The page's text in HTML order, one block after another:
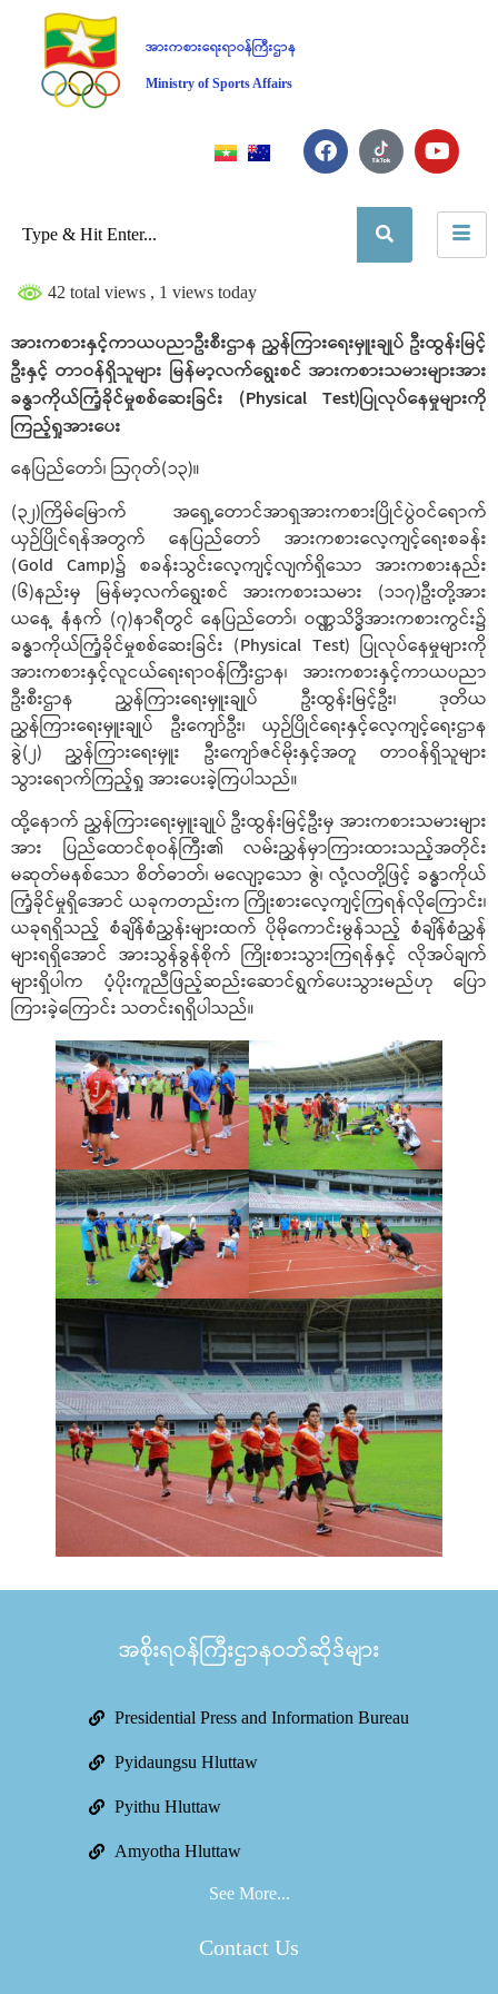
အားကစားရေးရာဝန်ကြီးဌာန
Ministry of Sports Affairs
42 total views , 1 views today
အားကစားနှင့်ကာယပညာဦးစီးဌာန ညွှန်ကြားရေးမှူးချုပ် ဦးထွန်းမြင့်
ဦးနှင့် တာဝန်ရှိသူများ မြန်မာ့လက်ရွေးစင် အားကစားသမားများအား
ခန္ဓာကိုယ်ကြံ့ခိုင်မှုစစ်ဆေးခြင်း (Physical Test)ပြုလုပ်နေမှုများကို
ကြည့်ရှုအားပေး
နေပြည်တော်၊ ဩဂုတ်(၁၃)။
(၃၂)ကြိမ်မြောက် အရှေ့တောင်အာရှအားကစားပြိုင်ပွဲဝင်ရောက်
ယှဉ်ပြိုင်ရန်အတွက် နေပြည်တော် အားကစားလေ့ကျင့်ရေးစခန်း
(Gold Camp)၌ စခန်းသွင်းလေ့ကျင့်လျက်ရှိသော အားကစားနည်း
(၆)နည်းမှ မြန်မာ့လက်ရွေးစင် အားကစားသမား (၁၁၇)ဦးတို့အား
ယနေ့ နံနက် (၇)နာရီတွင် နေပြည်တော်၊ ဝဏ္ဏသိဒ္ဓိအားကစားကွင်း၌
ခန္ဓာကိုယ်ကြံ့ခိုင်မှုစစ်ဆေးခြင်း (Physical Test) ပြုလုပ်နေမှုများကို
အားကစားနှင့်လူငယ်ရေးရာဝန်ကြီးဌာန၊ အားကစားနှင့်ကာယပညာ
ဦးစီးဌာန ညွှန်ကြားရေးမှူးချုပ် ဦးထွန်းမြင့်ဦး၊ ဒုတိယ
ညွှန်ကြားရေးမှူးချုပ် ဦးကျော်ဦး၊ ယှဉ်ပြိုင်ရေးနှင့်လေ့ကျင့်ရေးဌာန
ခွဲ(၂) ညွှန်ကြားရေးမှူး ဦးကျော်ဇင်မိုးနှင့်အတူ တာဝန်ရှိသူများ
သွားရောက်ကြည့်ရှု အားပေးခဲ့ကြပါသည်။
ထို့နောက် ညွှန်ကြားရေးမှူးချုပ် ဦးထွန်းမြင့်ဦးမှ အားကစားသမားများ
အား ပြည်ထောင်စုဝန်ကြီး၏ လမ်းညွှန်မှာကြားထားသည့်အတိုင်း
မဆုတ်မနစ်သော စိတ်ဓာတ်၊ မလျော့သော ဇွဲ၊ လုံ့လတို့ဖြင့် ခန္ဓာကိုယ်
ကြံ့ခိုင်မှုရှိအောင် ယခုကတည်းက ကြိုးစားလေ့ကျင့်ကြရန်လိုကြောင်း၊
ယခုရရှိသည့် စံချိန်စံညွှန်းများထက် ပိုမိုကောင်းမွန်သည့် စံချိန်စံညွှန်
များရရှိအောင် အားသွန်ခွန်စိုက် ကြိုးစားသွားကြရန်နှင့် လိုအပ်ချက်
များရှိပါက ပံ့ပိုးကူညီဖြည့်ဆည်းဆောင်ရွက်ပေးသွားမည်ဟု ပြော
ကြားခဲ့ကြောင်း သတင်းရရှိပါသည်။
အစိုးရဝန်ကြီးဌာနဝဘ်ဆိုဒ်များ
Presidential Press and Information Bureau
Pyidaungsu Hluttaw
Pyithu Hluttaw
Amyotha Hluttaw
See More...
Contact Us